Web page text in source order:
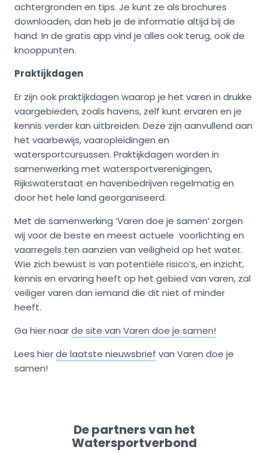
achtergronden en tips. Je kunt ze als brochures
downloaden, dan heb je de informatie altijd bij de
hand. In de gratis app vind je alles ook terug, ook de
knooppunten.
Praktijkdagen
Er zijn ook praktijkdagen waarop je het varen in drukke
vaargebieden, zoals havens, zelf kunt ervaren en je
kennis verder kan uitbreiden. Deze zijn aanvullend aan
het vaarbewijs, vaaropleidingen en
watersportcursussen. Praktijkdagen worden in
samenwerking met watersportverenigingen,
Rijkswaterstaat en havenbedrijven regelmatig en
door het hele land georganiseerd.
Met de samenwerking ‘Varen doe je samen’ zorgen
wij voor de beste en meest actuele voorlichting en
vaarregels ten aanzien van veiligheid op het water.
Wie zich bewust is van potentiële risico’s, en inzicht,
kennis en ervaring heeft op het gebied van varen, zal
veiliger varen dan iemand die dit niet of minder
heeft.
Ga hier naarde site van Varen doe je samen!
Lees hierde laatste nieuwsbrief van Varen doe je
samen!
De partners van het
Watersportverbond